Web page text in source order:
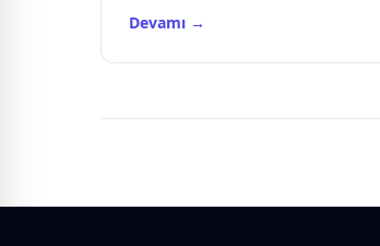
Devamı →